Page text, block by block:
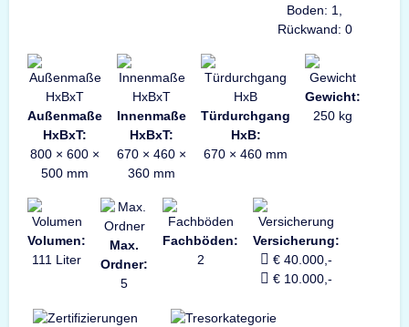
Boden: 1,
Rückwand: 0
Außenmaße
HxBxT:
800 × 600 ×
500 mm
Innenmaße
HxBxT:
670 × 460 ×
360 mm
Türdurchgang
HxB:
670 × 460 mm
Gewicht:
250 kg
Volumen:
111 Liter
Max.
Ordner:
5
Fachböden:
2
Versicherung:
€ 40.000,-
€ 10.000,-